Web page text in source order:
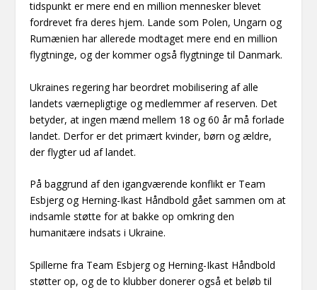
tidspunkt er mere end en million mennesker blevet
fordrevet fra deres hjem. Lande som Polen, Ungarn og
Rumænien har allerede modtaget mere end en million
flygtninge, og der kommer også flygtninge til Danmark.
Ukraines regering har beordret mobilisering af alle
landets værnepligtige og medlemmer af reserven. Det
betyder, at ingen mænd mellem 18 og 60 år må forlade
landet. Derfor er det primært kvinder, børn og ældre,
der flygter ud af landet.
På baggrund af den igangværende konflikt er Team
Esbjerg og Herning-Ikast Håndbold gået sammen om at
indsamle støtte for at bakke op omkring den
humanitære indsats i Ukraine.
Spillerne fra Team Esbjerg og Herning-Ikast Håndbold
støtter op, og de to klubber donerer også et beløb til